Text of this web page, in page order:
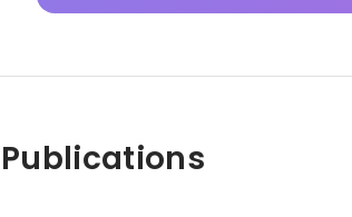
Publications